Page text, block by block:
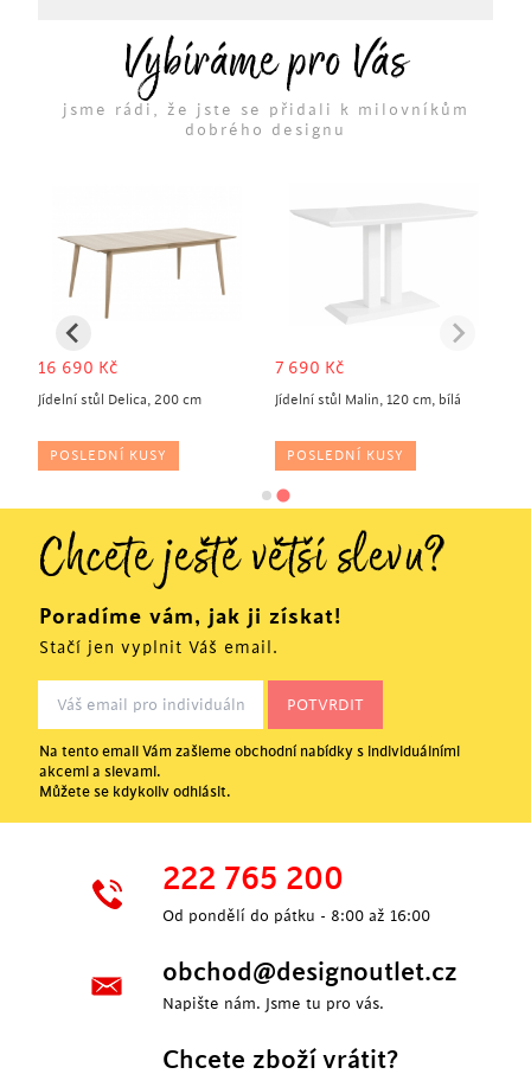
Vybíráme pro Vás
jsme rádi, že jste se přidali k milovníkům
dobrého designu
16 690 Kč
Jídelní stůl Delica, 200 cm
POSLEDNÍ KUSY
7 690 Kč
Jídelní stůl Malin, 120 cm, bílá
POSLEDNÍ KUSY
Chcete ještě větší slevu?
Poradíme vám, jak ji získat!
Stačí jen vyplnit Váš email.
Na tento email Vám zašleme obchodní nabídky s individuálními
akcemi a slevami.
Můžete se kdykoliv odhlásit.
222 765 200
Od pondělí do pátku - 8:00 až 16:00
obchod@designoutlet.cz
Napište nám. Jsme tu pro vás.
Chcete zboží vrátit?